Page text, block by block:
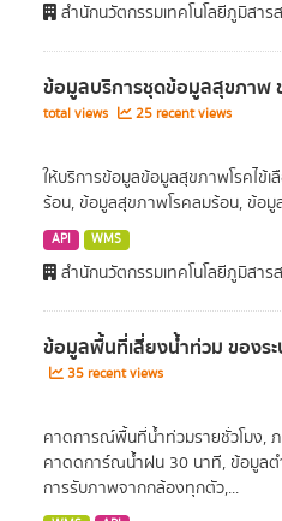
สำนักนวัตกรรมเทคโนโลยีภูมิสาร
ข้อมูลบริการชุดข้อมูลสุขภาพ
total views
25 recent views
ให้บริการข้อมูลข้อมูลสุขภาพโรคไ
ร้อน, ข้อมูลสุขภาพโรคลมร้อน, ข้อมู
API WMS
สำนักนวัตกรรมเทคโนโลยีภูมิสาร
ข้อมูลพื้นที่เสี่ยงนํ้าท่วม ของระ
35 recent views
คาดการณ์พื้นที่น้ำท่วมรายชั่วโมง,
คาดดการ์ณน้ำฝน 30 นาที, ข้อมูลต
การรับภาพจากกล้องทุกตัว,...